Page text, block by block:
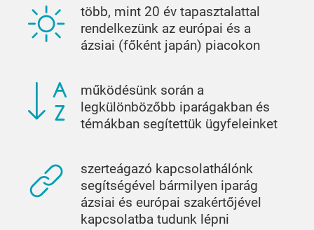
több, mint 20 év tapasztalattal
rendelkezünk az európai és a
ázsiai (főként japán) piacokon
működésünk során a
legkülönbözőbb iparágakban és
témákban segítettük ügyfeleinket
szerteágazó kapcsolathálónk
segítségével bármilyen iparág
ázsiai és európai szakértőjével
kapcsolatba tudunk lépni